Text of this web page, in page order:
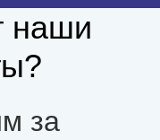
наши
за